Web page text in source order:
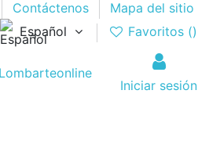
Contáctenos
Mapa del sitio
Español
Favoritos ()
Iniciar sesión